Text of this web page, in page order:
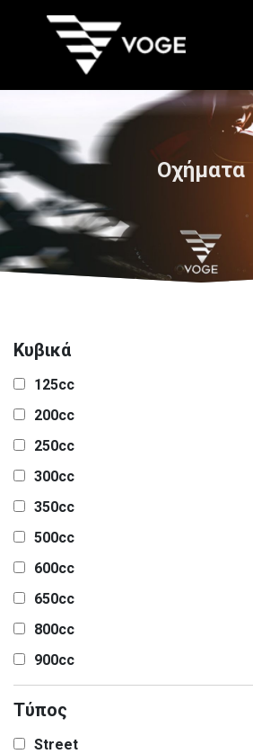
Οχήματα
Κυβικά
125cc
200cc
250cc
300cc
350cc
500cc
600cc
650cc
800cc
900cc
Τύπος
Street